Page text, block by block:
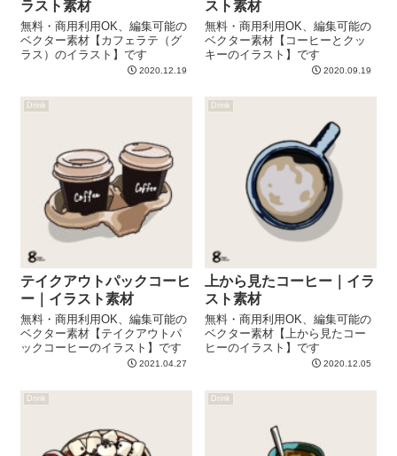
ラスト素材
無料・商用利用OK、編集可能の
ベクター素材【カフェラテ（グ
ラス）のイラスト】です
2020.12.19
スト素材
無料・商用利用OK、編集可能の
ベクター素材【コーヒーとクッ
キーのイラスト】です
2020.09.19
Drink
テイクアウトパックコーヒ
ー｜イラスト素材
無料・商用利用OK、編集可能の
ベクター素材【テイクアウトパ
ックコーヒーのイラスト】です
2021.04.27
Drink
上から見たコーヒー｜イラ
スト素材
無料・商用利用OK、編集可能の
ベクター素材【上から見たコー
ヒーのイラスト】です
2020.12.05
Drink Drink